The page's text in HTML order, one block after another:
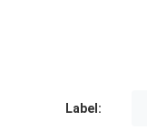
Label: